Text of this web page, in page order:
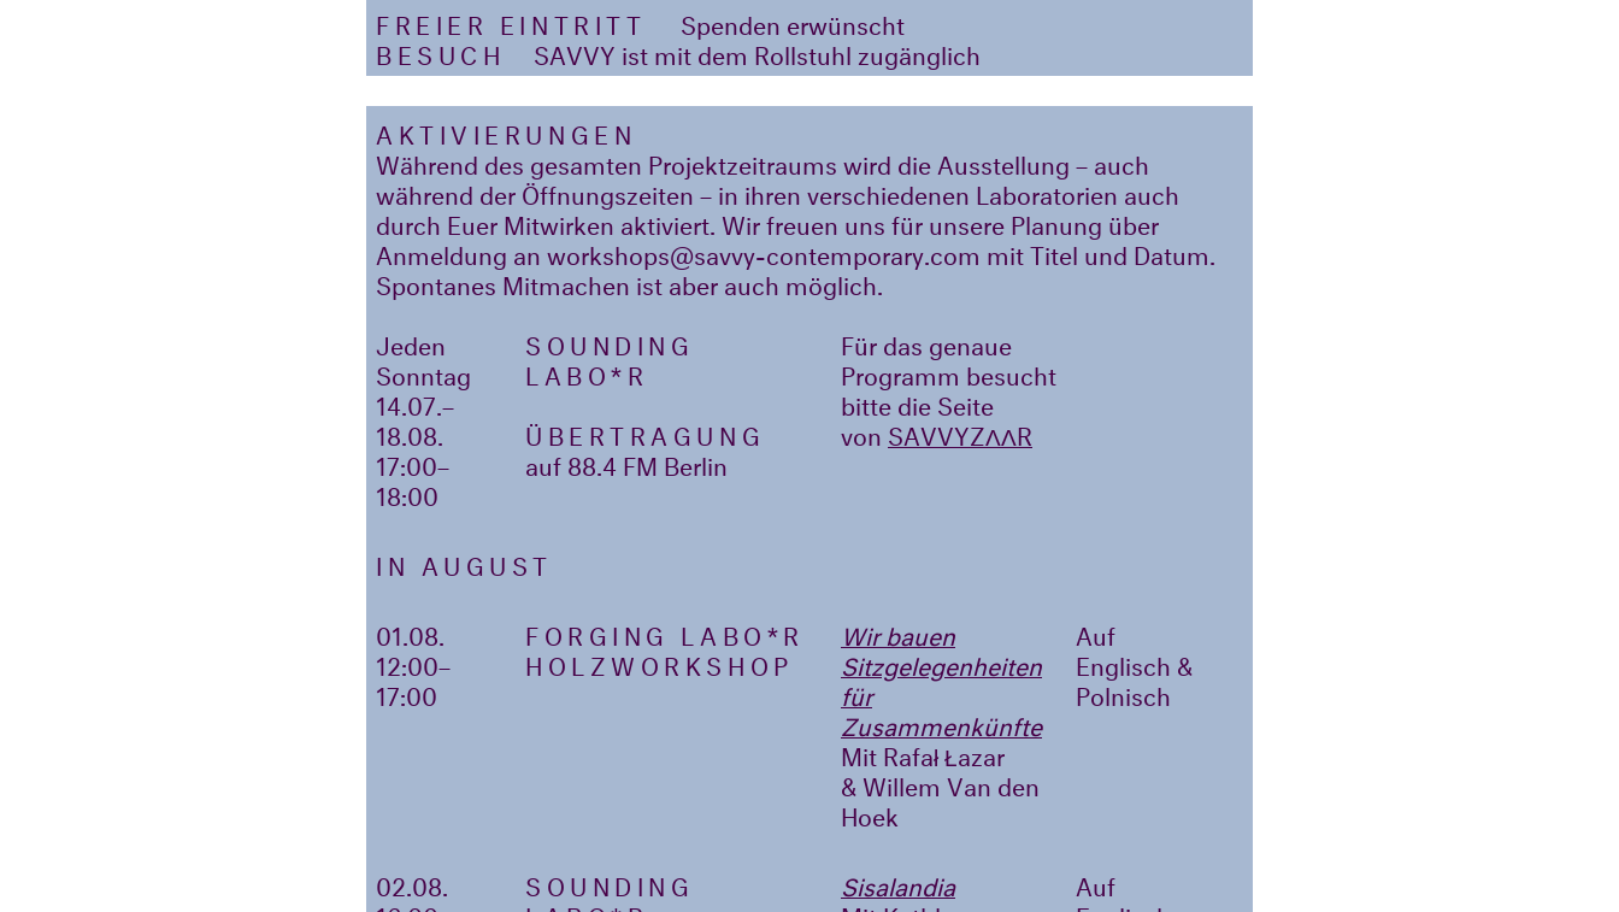
FREIER EINTRITT
Spenden erwünscht
BESUCH
SAVVY ist mit dem Rollstuhl zugänglich
AKTIVIERUNGEN
Während des gesamten Projektzeitraums wird die Ausstellung – auch
während der Öffnungszeiten – in ihren verschiedenen Laboratorien auch
durch Euer Mitwirken aktiviert. Wir freuen uns für unsere Planung über
Anmeldung an workshops@savvy-contemporary.com mit Titel und Datum.
Spontanes Mitmachen ist aber auch möglich.
Jeden
Sonntag
14.07.–
18.08.
17:00–
18:00
SOUNDING
LABO*R
ÜBERTRAGUNG
auf 88.4 FM Berlin
Für das genaue
Programm besucht
bitte die Seite
von SAVVYZΛΛR
IN AUGUST
01.08.
12:00–
17:00
FORGING LABO*R
HOLZWORKSHOP
Wir bauen
Sitzgelegenheiten
für
Zusammenkünfte
Mit Rafał Łazar
& Willem Van den
Hoek
Auf
Englisch &
Polnisch
02.08.
SOUNDING
Sisalandia
Auf